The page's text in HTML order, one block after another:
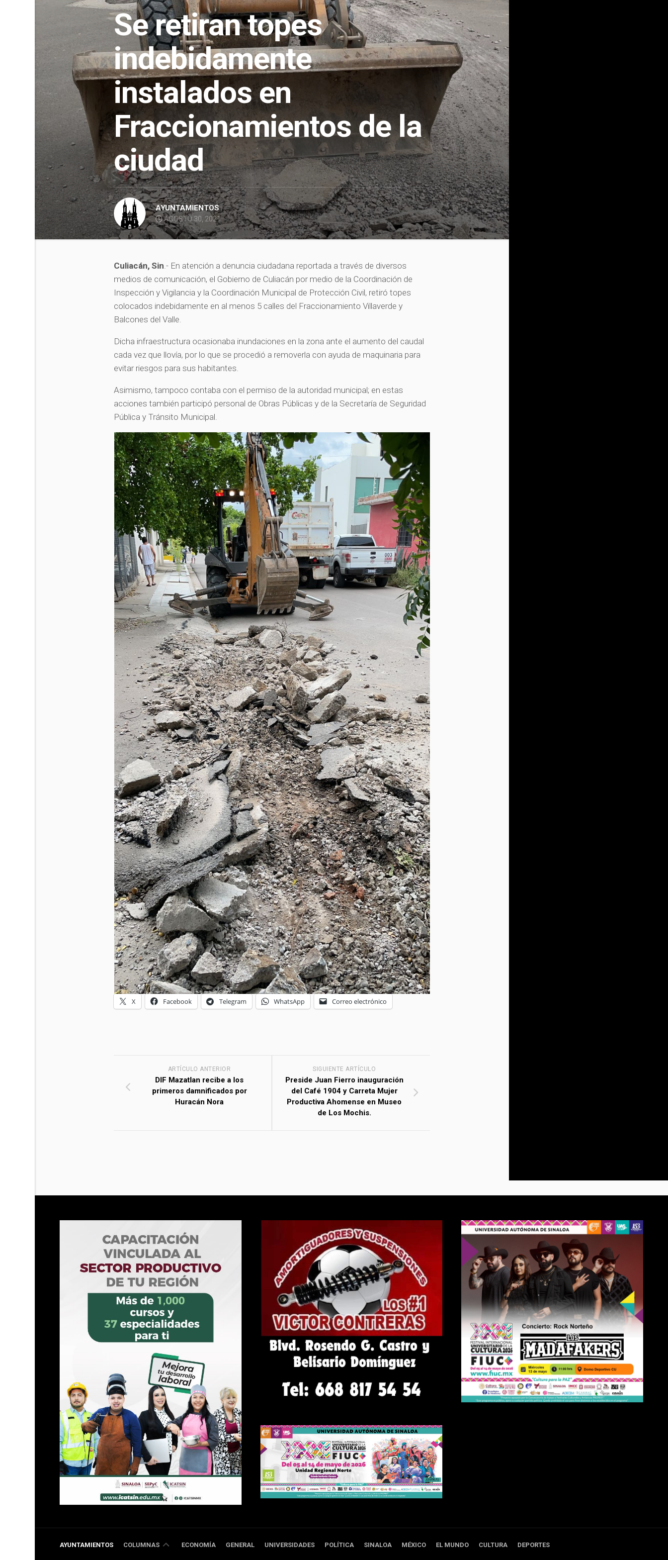
Se retiran topes
indebidamente
instalados en
Fraccionamientos de la
ciudad
AYUNTAMIENTOS
AGOSTO 30, 2021
Culiacán, Sin.- En atención a denuncia ciudadana reportada a través de diversos
medios de comunicación, el Gobierno de Culiacán por medio de la Coordinación de
Inspección y Vigilancia y la Coordinación Municipal de Protección Civil, retiró topes
colocados indebidamente en al menos 5 calles del Fraccionamiento Villaverde y
Balcones del Valle.
Dicha infraestructura ocasionaba inundaciones en la zona ante el aumento del caudal
cada vez que llovía, por lo que se procedió a removerla con ayuda de maquinaria para
evitar riesgos para sus habitantes.
Asimismo, tampoco contaba con el permiso de la autoridad municipal; en estas
acciones también participó personal de Obras Públicas y de la Secretaría de Seguridad
Pública y Tránsito Municipal.
X Facebook Telegram WhatsApp Correo electrónico
SIGUIENTE ARTÍCULO
Preside Juan Fierro inauguración
del Café 1904 y Carreta Mujer
Productiva Ahomense en Museo
de Los Mochis.
ARTÍCULO ANTERIOR
DIF Mazatlan recibe a los
primeros damnificados por
Huracán Nora
AYUNTAMIENTOS COLUMNAS
RR
ECONOMÍA GENERAL UNIVERSIDADES POLÍTICA SINALOA MÉXICO EL MUNDO CULTURA DEPORTES